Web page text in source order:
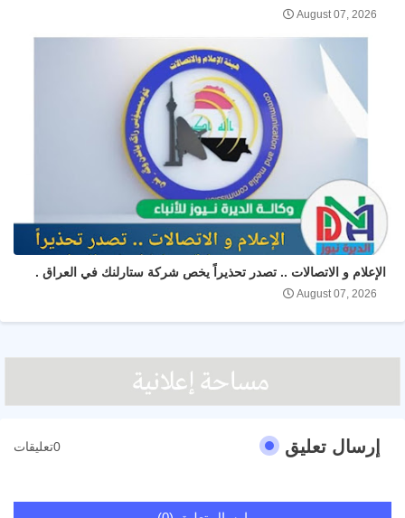
August 07, 2026
الإعلام و الاتصالات .. تصدر تحذيراً يخص شركة ستارلنك في العراق .
August 07, 2026
إرسال تعليق 0تعليقات